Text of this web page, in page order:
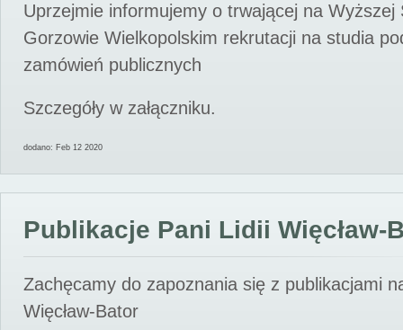
Uprzejmie informujemy o trwającej na Wyższej
Gorzowie Wielkopolskim rekrutacji na studia
zamówień publicznych
Szczegóły w załączniku.
dodano: Feb 12 2020
Publikacje Pani Lidii Więcław-
Zachęcamy do zapoznania się z publikacjami
Więcław-Bator